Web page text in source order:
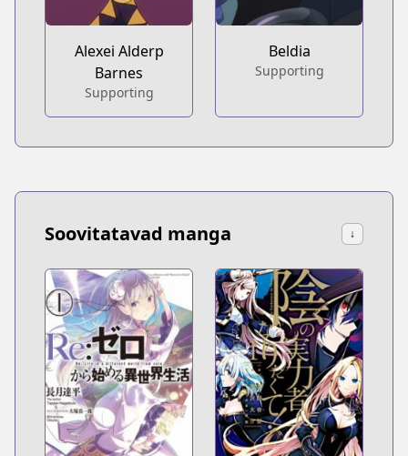
Alexei Alderp
Barnes
Supporting
Beldia
Supporting
Soovitatavad manga ↓